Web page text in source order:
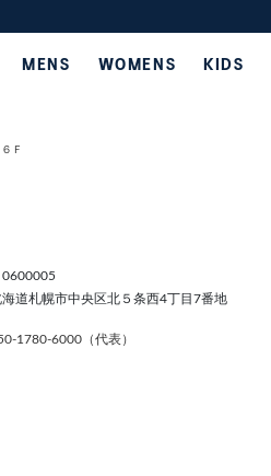
MENS WOMENS KIDS
Ｆ
0600005
海道札幌市中央区北５条西4丁目7番地
1780-6000（代表）